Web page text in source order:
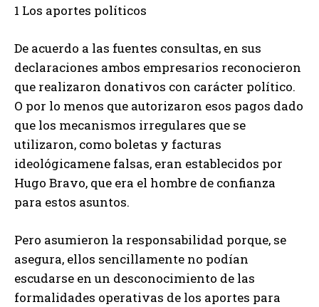
1 Los aportes políticos
De acuerdo a las fuentes consultas, en sus
declaraciones ambos empresarios reconocieron
que realizaron donativos con carácter político.
O por lo menos que autorizaron esos pagos dado
que los mecanismos irregulares que se
utilizaron, como boletas y facturas
ideológicamene falsas, eran establecidos por
Hugo Bravo, que era el hombre de confianza
para estos asuntos.
Pero asumieron la responsabilidad porque, se
asegura, ellos sencillamente no podían
escudarse en un desconocimiento de las
formalidades operativas de los aportes para